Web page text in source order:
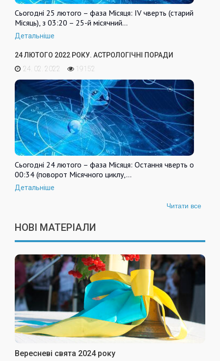
Сьогодні 25 лютого – фаза Місяця: IV чверть (старий
Місяць), з 03:20 – 25-й місячний…
Детальніше
24 ЛЮТОГО 2022 РОКУ. АСТРОЛОГІЧНІ ПОРАДИ
24. 02. 2022
19152
Сьогодні 24 лютого – фаза Місяця: Остання чверть о
00:34 (поворот Місячного циклу,…
Детальніше
Читати все
НОВІ МАТЕРІАЛИ
Вересневі свята 2024 року